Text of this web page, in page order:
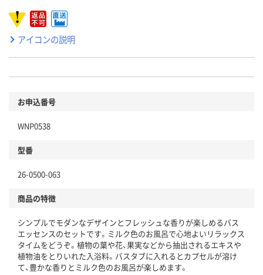
アイコンの説明
お申込番号
WNP0538
型番
26-0500-063
商品の特徴
シンプルでモダンなデザインとフレッシュな香りが楽しめるバス
エッセンスのセットです。ミルク色のお風呂で心地よいリラックス
タイムをどうぞ。植物の葉や花、果実などから抽出されるエキスや
植物油をとりいれた入浴料。バスタブに入れるとカプセルが溶け
て、豊かな香りとミルク色のお風呂が楽しめます。